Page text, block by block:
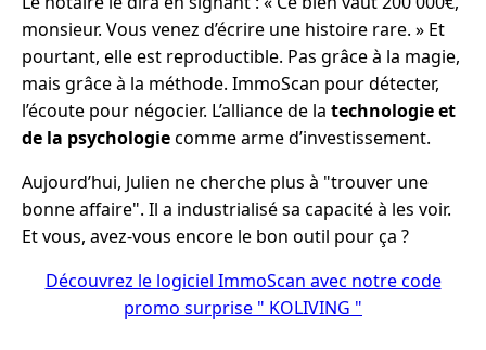
monsieur. Vous venez d’écrire une histoire rare. » Et
pourtant, elle est reproductible. Pas grâce à la magie,
mais grâce à la méthode. ImmoScan pour détecter,
l’écoute pour négocier. L’alliance de la technologie et
de la psychologiecomme arme d’investissement.
Aujourd’hui, Julien ne cherche plus à "trouver une
bonne affaire". Il a industrialisé sa capacité à les voir.
Et vous, avez-vous encore le bon outil pour ça ?
Découvrez le logiciel ImmoScan avec notre code
promo surprise " KOLIVING "